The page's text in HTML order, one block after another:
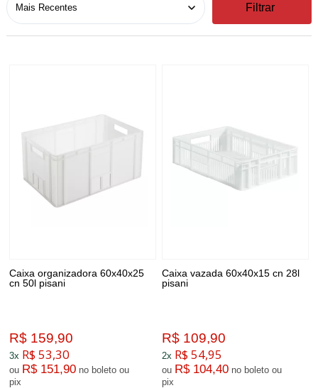
Filtrar
Caixa organizadora 60x40x25
cn 50l pisani
R$ 159,90
3x R$ 53,30
ou R$ 151,90 no boleto ou
pix
Caixa vazada 60x40x15 cn 28l
pisani
R$ 109,90
2x R$ 54,95
ou R$ 104,40 no boleto ou
pix